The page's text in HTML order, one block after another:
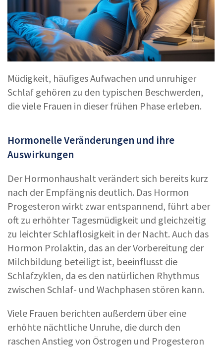
Müdigkeit, häufiges Aufwachen und unruhiger
Schlaf gehören zu den typischen Beschwerden,
die viele Frauen in dieser frühen Phase erleben.
Hormonelle Veränderungen und ihre
Auswirkungen
Der Hormonhaushalt verändert sich bereits kurz
nach der Empfängnis deutlich. Das Hormon
Progesteron wirkt zwar entspannend, führt aber
oft zu erhöhter Tagesmüdigkeit und gleichzeitig
zu leichter Schlaflosigkeit in der Nacht. Auch das
Hormon Prolaktin, das an der Vorbereitung der
Milchbildung beteiligt ist, beeinflusst die
Schlafzyklen, da es den natürlichen Rhythmus
zwischen Schlaf- und Wachphasen stören kann.
Viele Frauen berichten außerdem über eine
erhöhte nächtliche Unruhe, die durch den
raschen Anstieg von Östrogen und Progesteron